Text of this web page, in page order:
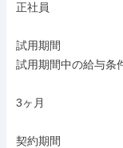
正社員
試用期間
試用期間中の給与条
3ヶ月
契約期間